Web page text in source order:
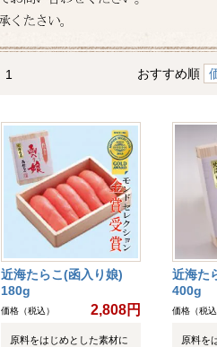
1 おすすめ順
近海たらこ(函入り娘)
180g
価格（税込） 2,808円
原料をはじめとした素材に
近海た
400g
価格（税込
原料を